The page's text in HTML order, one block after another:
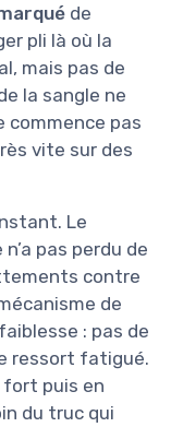
de
pli là où la
mais pas de
la sangle ne
commence pas
vite sur des
Le
pas perdu de
contre
de
: pas de
ressort fatigué.
fort puis en
du truc qui